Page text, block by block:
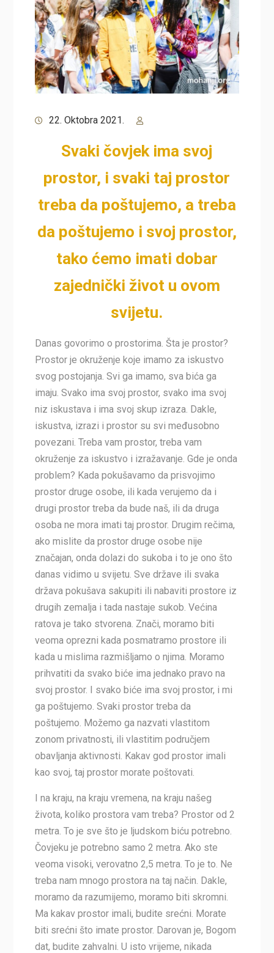
22. Oktobra 2021.
Svaki čovjek ima svoj
prostor, i svaki taj prostor
treba da poštujemo, a treba
da poštujemo i svoj prostor,
tako ćemo imati dobar
zajednički život u ovom
svijetu.
Danas govorimo o prostorima. Šta je prostor?
Prostor je okruženje koje imamo za iskustvo
svog postojanja. Svi ga imamo, sva bića ga
imaju. Svako ima svoj prostor, svako ima svoj
niz iskustava i ima svoj skup izraza. Dakle,
iskustva, izrazi i prostor su svi međusobno
povezani. Treba vam prostor, treba vam
okruženje za iskustvo i izražavanje. Gde je onda
problem? Kada pokušavamo da prisvojimo
prostor druge osobe, ili kada verujemo da i
drugi prostor treba da bude naš, ili da druga
osoba ne mora imati taj prostor. Drugim rečima,
ako mislite da prostor druge osobe nije
značajan, onda dolazi do sukoba i to je ono što
danas vidimo u svijetu. Sve države ili svaka
država pokušava sakupiti ili nabaviti prostore iz
drugih zemalja i tada nastaje sukob. Većina
ratova je tako stvorena. Znači, moramo biti
veoma oprezni kada posmatramo prostore ili
kada u mislima razmišljamo o njima. Moramo
prihvatiti da svako biće ima jednako pravo na
svoj prostor. I svako biće ima svoj prostor, i mi
ga poštujemo. Svaki prostor treba da
poštujemo. Možemo ga nazvati vlastitom
zonom privatnosti, ili vlastitim područjem
obavljanja aktivnosti. Kakav god prostor imali
kao svoj, taj prostor morate poštovati.
I na kraju, na kraju vremena, na kraju našeg
života, koliko prostora vam treba? Prostor od 2
metra. To je sve što je ljudskom biću potrebno.
Čovjeku je potrebno samo 2 metra. Ako ste
veoma visoki, verovatno 2,5 metra. To je to. Ne
treba nam mnogo prostora na taj način. Dakle,
moramo da razumijemo, moramo biti skromni.
Ma kakav prostor imali, budite srećni. Morate
biti srećni što imate prostor. Darovan je, Bogom
dat, budite zahvalni. U isto vrijeme, nikada